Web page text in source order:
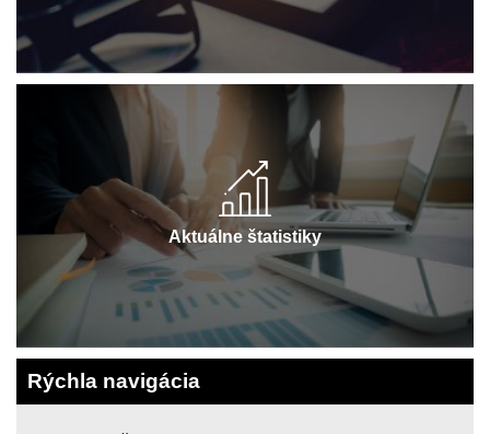
Aktuálne štatistiky
Rýchla navigácia